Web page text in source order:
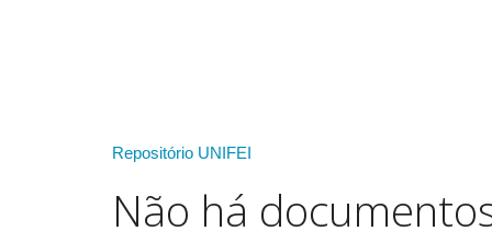
Repositório UNIFEI
Não há